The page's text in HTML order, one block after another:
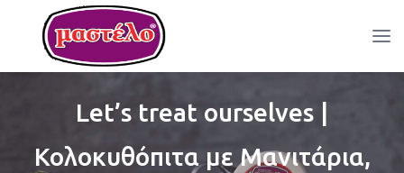
Let’s treat ourselves |
Κολοκυθόπιτα με Μανιτάρια,